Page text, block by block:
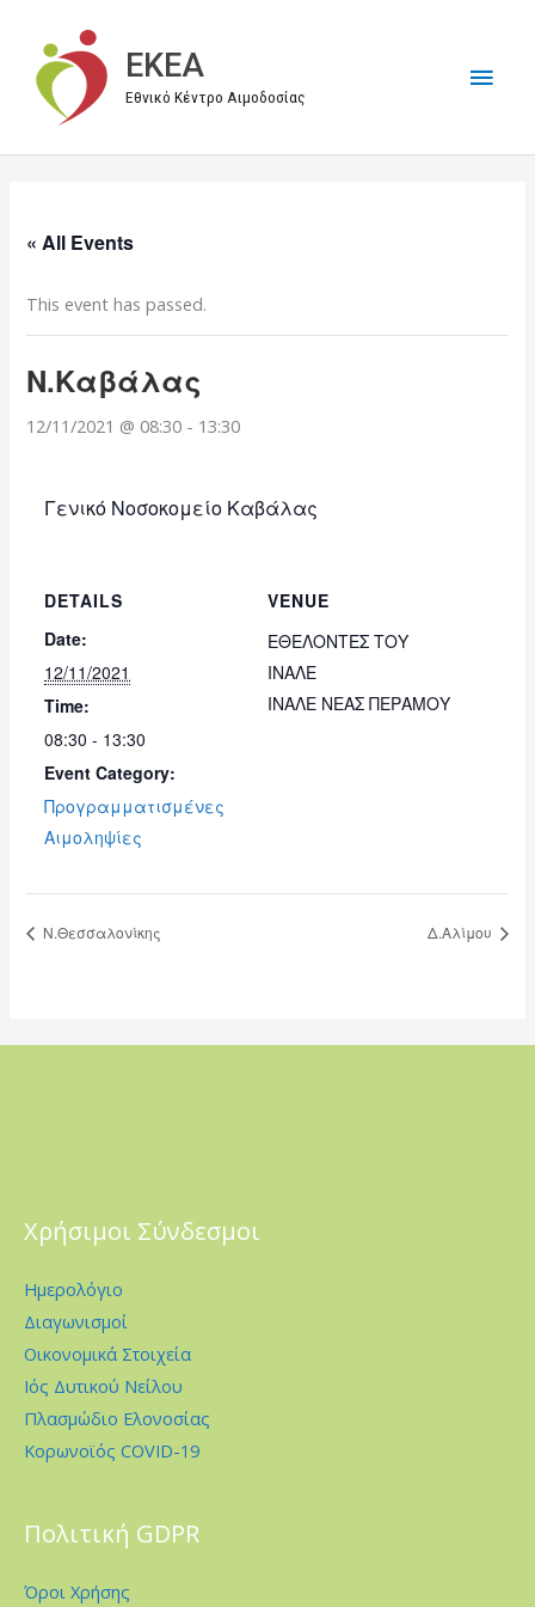
περιεχόμενο
EKEA
Εθνικό Κέντρο Αιμοδοσίας
« All Events
This event has passed.
Ν.Καβάλας
12/11/2021 @ 08:30 - 13:30
Γενικό Νοσοκομείο Καβάλας
DETAILS
Date:
12/11/2021
Time:
08:30 - 13:30
Event Category:
Προγραμματισμένες
Αιμοληψίες
VENUE
ΕΘΕΛΟΝΤΕΣ ΤΟΥ
ΙΝΑΛΕ
ΙΝΑΛΕ ΝΕΑΣ ΠΕΡΑΜΟΥ
Ν.Θεσσαλονίκης Δ.Αλίμου
Χρήσιμοι Σύνδεσμοι
Ημερολόγιο
Διαγωνισμοί
Οικονομικά Στοιχεία
Ιός Δυτικού Νείλου
Πλασμώδιο Ελονοσίας
Κορωνοϊός COVID-19
Πολιτική GDPR
Όροι Χρήσης